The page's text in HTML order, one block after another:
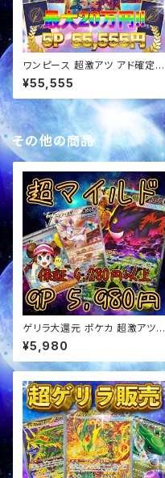
ワンピース 超激アツ アド確定福
袋 オリパ
¥55,555
その他の商品
ゲリラ大還元 ポケカ 超激アツ
超マイルド オリパ
¥5,980